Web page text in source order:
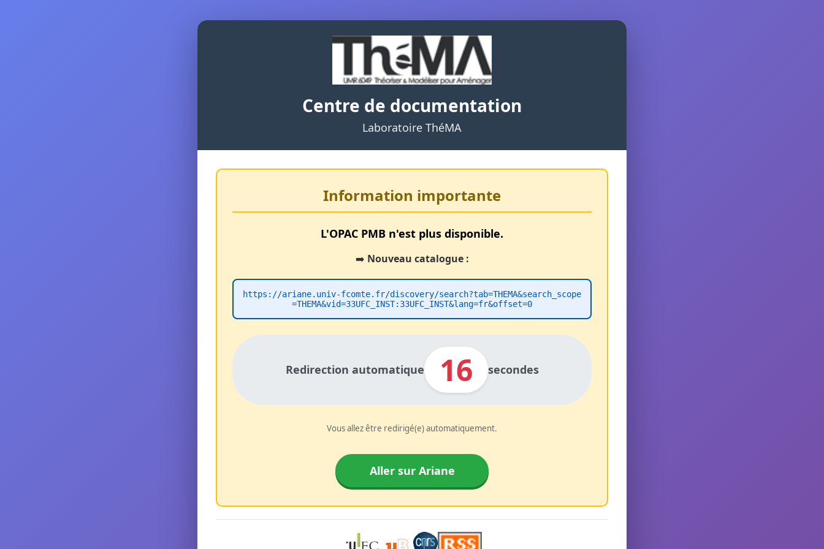
Centre de documentation
Laboratoire ThéMA
Information importante
L'OPAC PMB n'est plus disponible.
➡️ Nouveau catalogue :
https://ariane.univ-fcomte.fr/discovery/search?tab=THEMA&search_scope
=THEMA&vid=33UFC_INST:33UFC_INST&lang=fr&offset=0
Redirection automatique 16 secondes
Vous allez être redirigé(e) automatiquement.
Aller sur Ariane